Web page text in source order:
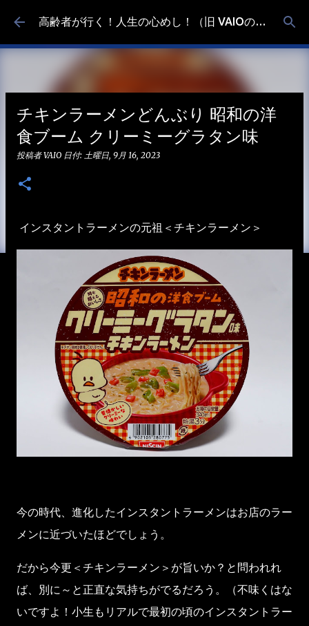
スキップしてメイン コンテンツに移動 高齢者が行く！人生の心めし！（旧 VAIOの食べ歩き）
チキンラーメンどんぶり 昭和の洋
食ブーム クリーミーグラタン味
投稿者VAIO 日付: 土曜日, 9月 16, 2023
インスタントラーメンの元祖＜チキンラーメン＞
今の時代、進化したインスタントラーメンはお店のラー
メンに近づいたほどでしょう。
だから今更＜チキンラーメン＞が旨いか？と問われれ
ば、別に～と正直な気持ちがでるだろう。（不味くはな
いですよ！小生もリアルで最初の頃のインスタントラー